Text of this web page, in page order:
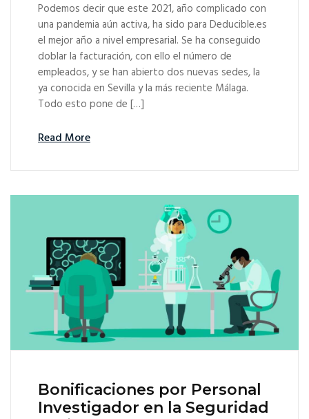
Podemos decir que este 2021, año complicado con
una pandemia aún activa, ha sido para Deducible.es
el mejor año a nivel empresarial. Se ha conseguido
doblar la facturación, con ello el número de
empleados, y se han abierto dos nuevas sedes, la
ya conocida en Sevilla y la más reciente Málaga.
Todo esto pone de […]
Read More
Bonificaciones por Personal
Investigador en la Seguridad